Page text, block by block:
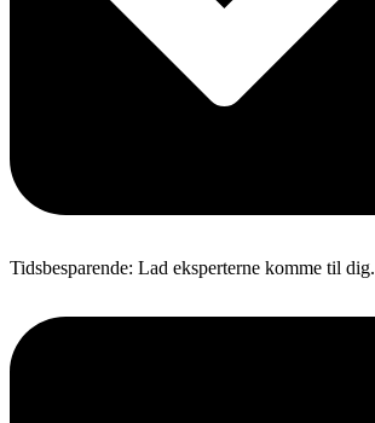
Tidsbesparende: Lad eksperterne komme til dig.